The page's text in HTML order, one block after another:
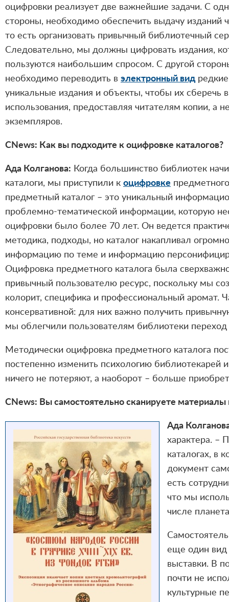
оцифровки реализует две важнейшие задачи. С
стороны, необходимо обеспечить выдачу изданий
то есть организовать привычный библиотечный
Следовательно, мы должны цифровать издания,
пользуются наибольшим спросом. С другой
необходимо переводить в электронный вид
уникальные издания и объекты, чтобы их сберечь
использования, предоставляя читателям копии, а
экземпляров.
CNews: Как вы подходите к оцифровке каталогов?
Ада Колганова: Когда большинство библиотек
каталоги, мы приступили к оцифровке
предметный каталог – это уникальный
проблемно-тематической информации, которую
оцифровки было более 70 лет. Он ведется
методика, подходы, но каталог накапливал
информацию по теме и информацию
Оцифровка предметного каталога была
привычный пользователю ресурс, поскольку мы
колорит, специфика и профессиональный аромат.
консервативной: для них важно получить
мы облегчили пользователям библиотеки переход
Методически оцифровка предметного каталога
постепенно изменить психологию библиотекарей
ничего не потеряют, а наоборот – больше
CNews: Вы самостоятельно сканируете материалы
Ада
характера. –
каталогах, в
документ
есть
что мы
числе
еще один вид
выставки. В
почти не
культурные